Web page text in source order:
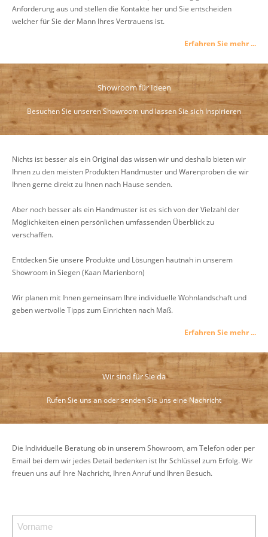
Anforderung aus und stellen die Kontakte her und Sie entscheiden
welcher für Sie der Mann Ihres Vertrauens ist.
Erfahren Sie mehr ...
Showroom für Ideen
Besuchen Sie unseren Showroom und lassen Sie sich Inspirieren
Nichts ist besser als ein Original das wissen wir und deshalb bieten wir
Ihnen zu den meisten Produkten Handmuster und Warenproben die wir
Ihnen gerne direkt zu Ihnen nach Hause senden.
Aber noch besser als ein Handmuster ist es sich von der Vielzahl der
Möglichkeiten einen persönlichen umfassenden Überblick zu
verschaffen.
Entdecken Sie unsere Produkte und Lösungen hautnah in unserem
Showroom in Siegen (Kaan Marienborn)
Wir planen mit Ihnen gemeinsam Ihre individuelle Wohnlandschaft und
geben wertvolle Tipps zum Einrichten nach Maß.
Erfahren Sie mehr ...
Wir sind für Sie da
Rufen Sie uns an oder senden Sie uns eine Nachricht
Die Individuelle Beratung ob in unserem Showroom, am Telefon oder per
Email bei dem wir jedes Detail bedenken ist Ihr Schlüssel zum Erfolg. Wir
freuen uns auf Ihre Nachricht, Ihren Anruf und Ihren Besuch.